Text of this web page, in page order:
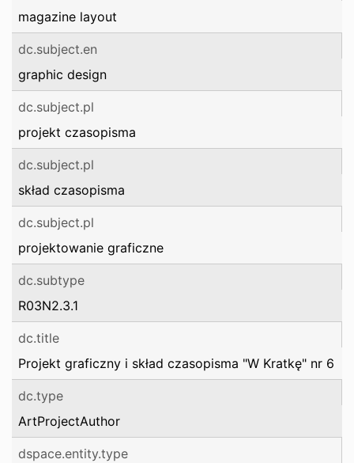
magazine layout
dc.subject.en
graphic design
dc.subject.pl
projekt czasopisma
dc.subject.pl
skład czasopisma
dc.subject.pl
projektowanie graficzne
dc.subtype
R03N2.3.1
dc.title
Projekt graficzny i skład czasopisma "W Kratkę" nr 6
dc.type
ArtProjectAuthor
dspace.entity.type